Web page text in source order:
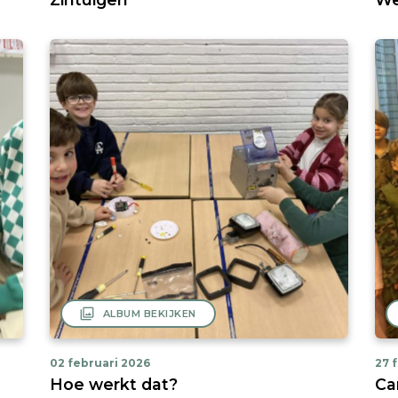
filter ALBUM BEKIJKEN
02 februari 2026
Hoe werkt dat?
27